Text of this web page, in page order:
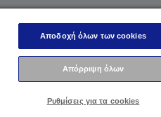
Απορρήτου EU Data Act
Δέσμευση
Αποδοχή όλων των cookies
Απόρριψη όλων
Ρυθμίσεις για τα cookies